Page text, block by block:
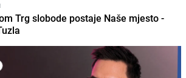
Trg slobode postaje Naše mjesto -